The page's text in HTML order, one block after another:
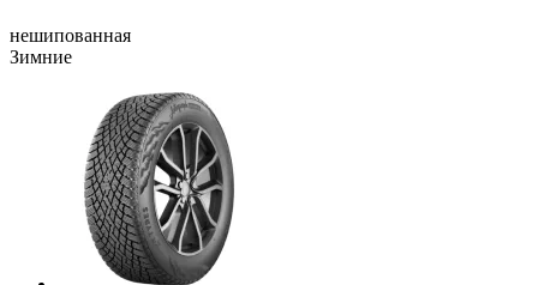
нешипованная
Зимние